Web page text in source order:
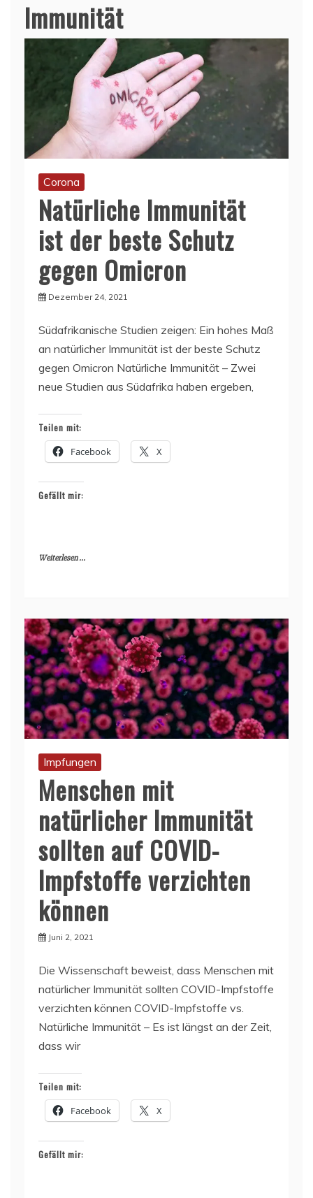
Immunität
Corona
Natürliche Immunität
ist der beste Schutz
gegen Omicron
Dezember 24, 2021
Südafrikanische Studien zeigen: Ein hohes Maß
an natürlicher Immunität ist der beste Schutz
gegen Omicron Natürliche Immunität – Zwei
neue Studien aus Südafrika haben ergeben,
Teilen mit:
Facebook X
Gefällt mir:
Weiterlesen ...
Impfungen
Menschen mit
natürlicher Immunität
sollten auf COVID-
Impfstoffe verzichten
können
Juni 2, 2021
Die Wissenschaft beweist, dass Menschen mit
natürlicher Immunität sollten COVID-Impfstoffe
verzichten können COVID-Impfstoffe vs.
Natürliche Immunität – Es ist längst an der Zeit,
dass wir
Teilen mit:
Facebook X
Gefällt mir: